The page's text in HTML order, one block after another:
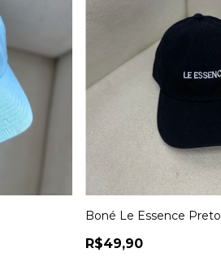
Boné Le Essence Preto
R$49,90